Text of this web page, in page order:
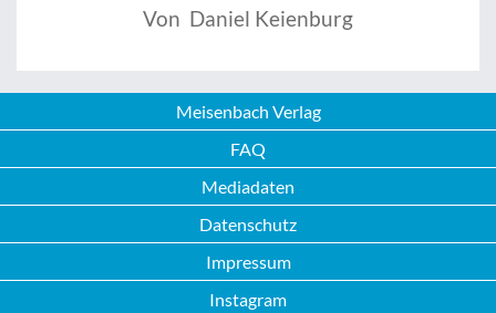
Von Daniel Keienburg
Meisenbach Verlag
FAQ
Mediadaten
Datenschutz
Impressum
Instagram